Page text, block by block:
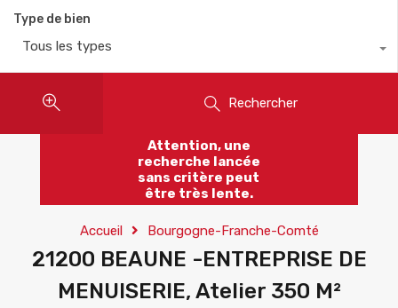
Type de bien
Tous les types
Rechercher
Attention, une
recherche lancée
sans critère peut
être très lente.
Accueil Bourgogne-Franche-Comté
21200 BEAUNE -ENTREPRISE DE
MENUISERIE, Atelier 350 M²